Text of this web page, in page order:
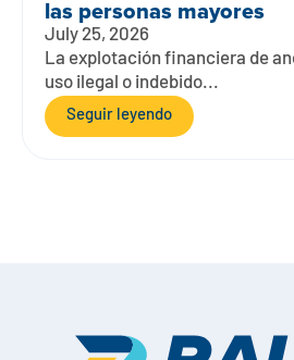
las personas mayores
July 25, 2026
La explotación financiera de
uso ilegal o indebido...
Seguir leyendo